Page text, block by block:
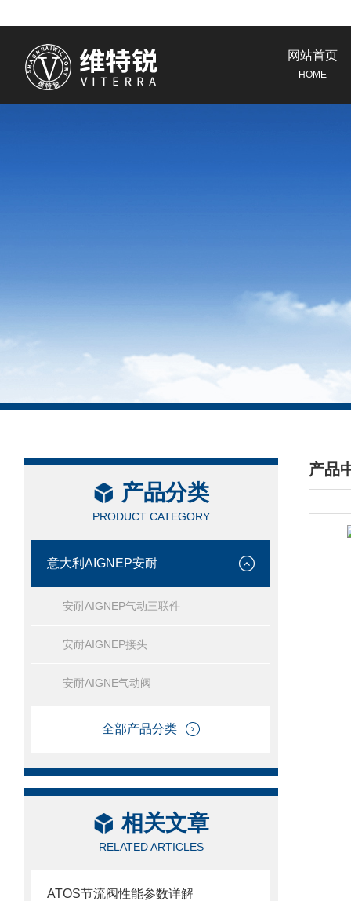
网站首页
HOME
产品分类
PRODUCT CATEGORY
意大利AIGNEP安耐
安耐AIGNEP气动三联件
安耐AIGNEP接头
安耐AIGNE气动阀
全部产品分类
相关文章
RELATED ARTICLES
ATOS节流阀性能参数详解
产品
/